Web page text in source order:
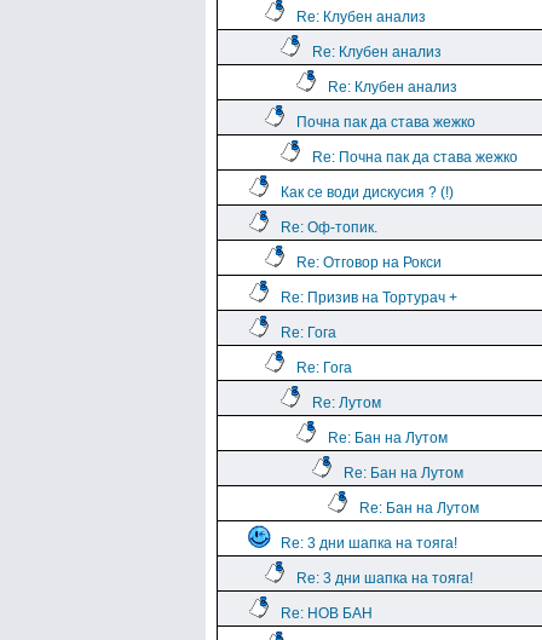
Re: Клубен анализ
Re: Клубен анализ
Re: Клубен анализ
Почна пак да става жежко
Re: Почна пак да става жежко
Как се води дискусия ? (!)
Re: Оф-топик.
Re: Отговор на Рокси
Re: Призив на Тортурач +
Re: Гога
Re: Гога
Re: Лутом
Re: Бан на Лутом
Re: Бан на Лутом
Re: Бан на Лутом
Re: 3 дни шапка на тояга!
Re: 3 дни шапка на тояга!
Re: НОВ БАН